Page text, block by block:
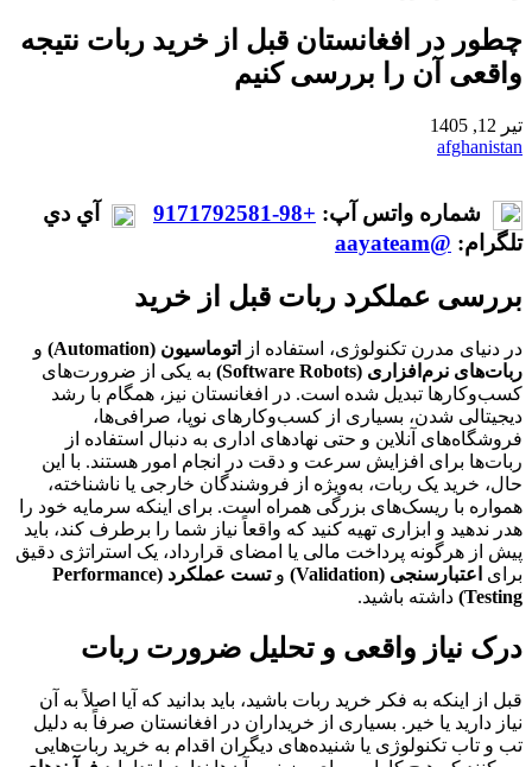
چطور در افغانستان قبل از خرید ربات نتیجه
واقعی آن را بررسی کنیم
تیر 12, 1405
afghanistan
شماره واتس آپ: +98-9171792581
آي دي
تلگرام: @aayateam
بررسی عملکرد ربات قبل از خرید
در دنیای مدرن تکنولوژی، استفاده از اتوماسیون (Automation)
و
ربات‌های نرم‌افزاری (Software Robots)
به یکی از ضرورت‌های
کسب‌وکارها تبدیل شده است. در افغانستان نیز، همگام با رشد
دیجیتالی شدن، بسیاری از کسب‌وکارهای نوپا، صرافی‌ها،
فروشگاه‌های آنلاین و حتی نهادهای اداری به دنبال استفاده از
ربات‌ها برای افزایش سرعت و دقت در انجام امور هستند. با این
حال، خرید یک ربات، به‌ویژه از فروشندگان خارجی یا ناشناخته،
همواره با ریسک‌های بزرگی همراه است. برای اینکه سرمایه خود را
هدر ندهید و ابزاری تهیه کنید که واقعاً نیاز شما را برطرف کند، باید
پیش از هرگونه پرداخت مالی یا امضای قرارداد، یک استراتژی دقیق
برای اعتبارسنجی (Validation) و
تست عملکرد (Performance
Testing) داشته باشید.
درک نیاز واقعی و تحلیل ضرورت ربات
قبل از اینکه به فکر خرید ربات باشید، باید بدانید که آیا اصلاً به آن
نیاز دارید یا خیر. بسیاری از خریداران در افغانستان صرفاً به دلیل
تب و تاب تکنولوژی یا شنیده‌های دیگران اقدام به خرید ربات‌هایی